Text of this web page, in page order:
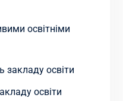
освітніми
закладу освіти
освіти